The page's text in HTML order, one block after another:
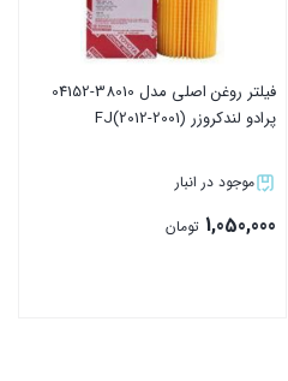
فیلتر روغن اصلی مدل 38010-04152
پرادو لندکروزر (2001-2012)FJ
موجود در انبار
1,050,000 تومان